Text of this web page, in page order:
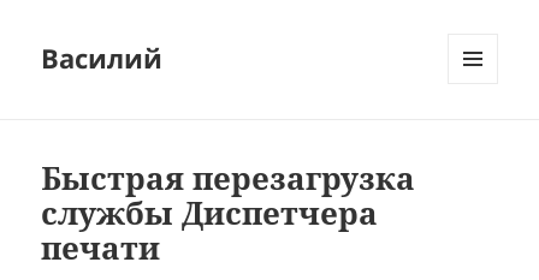
Василий
Быстрая перезагрузка
службы Диспетчера
печати